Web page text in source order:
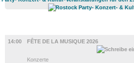
14:00
FÊTE DE LA MUSIQUE 2026
Konzerte